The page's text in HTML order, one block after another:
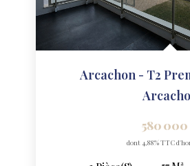
Arcachon - T2
580 000
dont 4,88% TTC